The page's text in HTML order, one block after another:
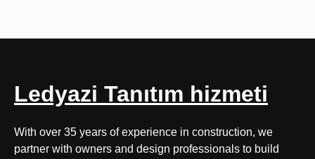
Ledyazi Tanıtım hizmeti
With over 35 years of experience in construction, we
partner with owners and design professionals to build